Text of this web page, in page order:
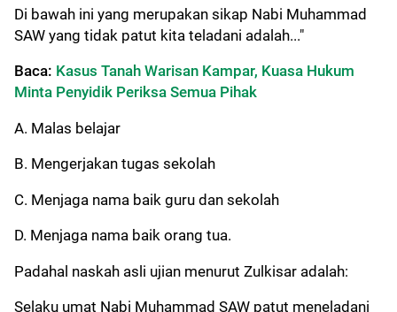
Di bawah ini yang merupakan sikap Nabi Muhammad
SAW yang tidak patut kita teladani adalah..."
Baca: Kasus Tanah Warisan Kampar, Kuasa Hukum
Minta Penyidik Periksa Semua Pihak
A. Malas belajar
B. Mengerjakan tugas sekolah
C. Menjaga nama baik guru dan sekolah
D. Menjaga nama baik orang tua.
Padahal naskah asli ujian menurut Zulkisar adalah:
Selaku umat Nabi Muhammad SAW patut meneladani